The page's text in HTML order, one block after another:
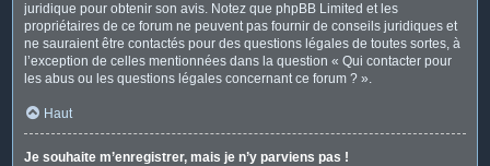
juridique pour obtenir son avis. Notez que phpBB Limited et les
propriétaires de ce forum ne peuvent pas fournir de conseils juridiques et
ne sauraient être contactés pour des questions légales de toutes sortes, à
l’exception de celles mentionnées dans la question « Qui contacter pour
les abus ou les questions légales concernant ce forum ? ».
Haut
Je souhaite m’enregistrer, mais je n’y parviens pas !